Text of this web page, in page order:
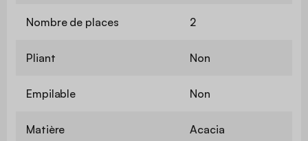
Nombre de places 2
Pliant Non
Empilable Non
Matière Acacia